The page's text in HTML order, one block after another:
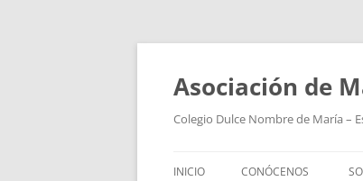
Saltar
contenido
Asociación de
Colegio Dulce Nombre de María –
INICIO CONÓCENOS